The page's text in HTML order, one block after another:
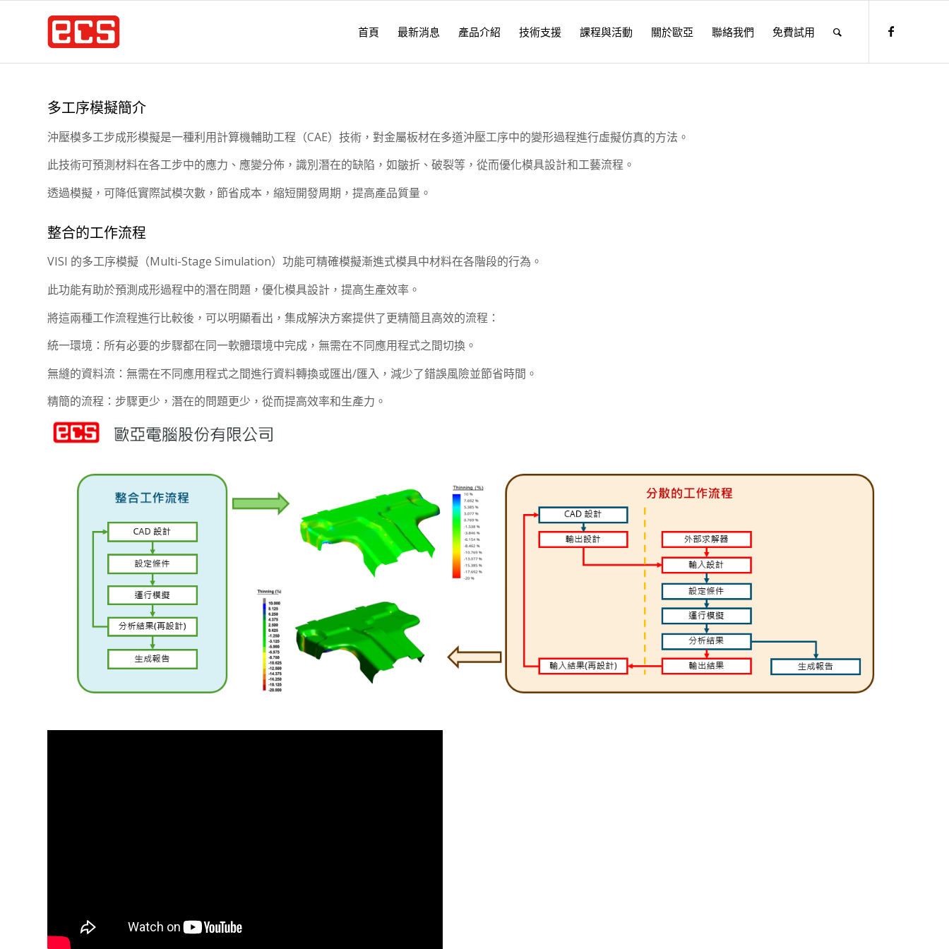
首頁 最新消息 產品介紹 技術支援 課程與活動 關於歐亞 聯絡我們 免費試用
多工序模擬簡介
沖壓模多工步成形模擬是一種利用計算機輔助工程（CAE）技術，對金屬板材在多道沖壓工序中的變形過程進行虛擬仿真的方法。
此技術可預測材料在各工步中的應力、應變分佈，識別潛在的缺陷，如皺折、破裂等，從而優化模具設計和工藝流程。
透過模擬，可降低實際試模次數，節省成本，縮短開發周期，提高產品質量。
整合的工作流程
VISI 的多工序模擬（Multi-Stage Simulation）功能可精確模擬漸進式模具中材料在各階段的行為。
此功能有助於預測成形過程中的潛在問題，優化模具設計，提高生產效率。
將這兩種工作流程進行比較後，可以明顯看出，集成解決方案提供了更精簡且高效的流程：
統一環境：所有必要的步驟都在同一軟體環境中完成，無需在不同應用程式之間切換。
無縫的資料流：無需在不同應用程式之間進行資料轉換或匯出/匯入，減少了錯誤風險並節省時間。
精簡的流程：步驟更少，潛在的問題更少，從而提高效率和生產力。